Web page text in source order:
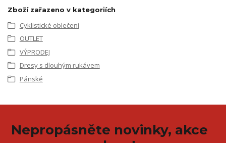
Zboží zařazeno v kategoriích
Cyklistické oblečení
OUTLET
VÝPRODEJ
Dresy s dlouhým rukávem
Pánské
Nepropásněte novinky, akce